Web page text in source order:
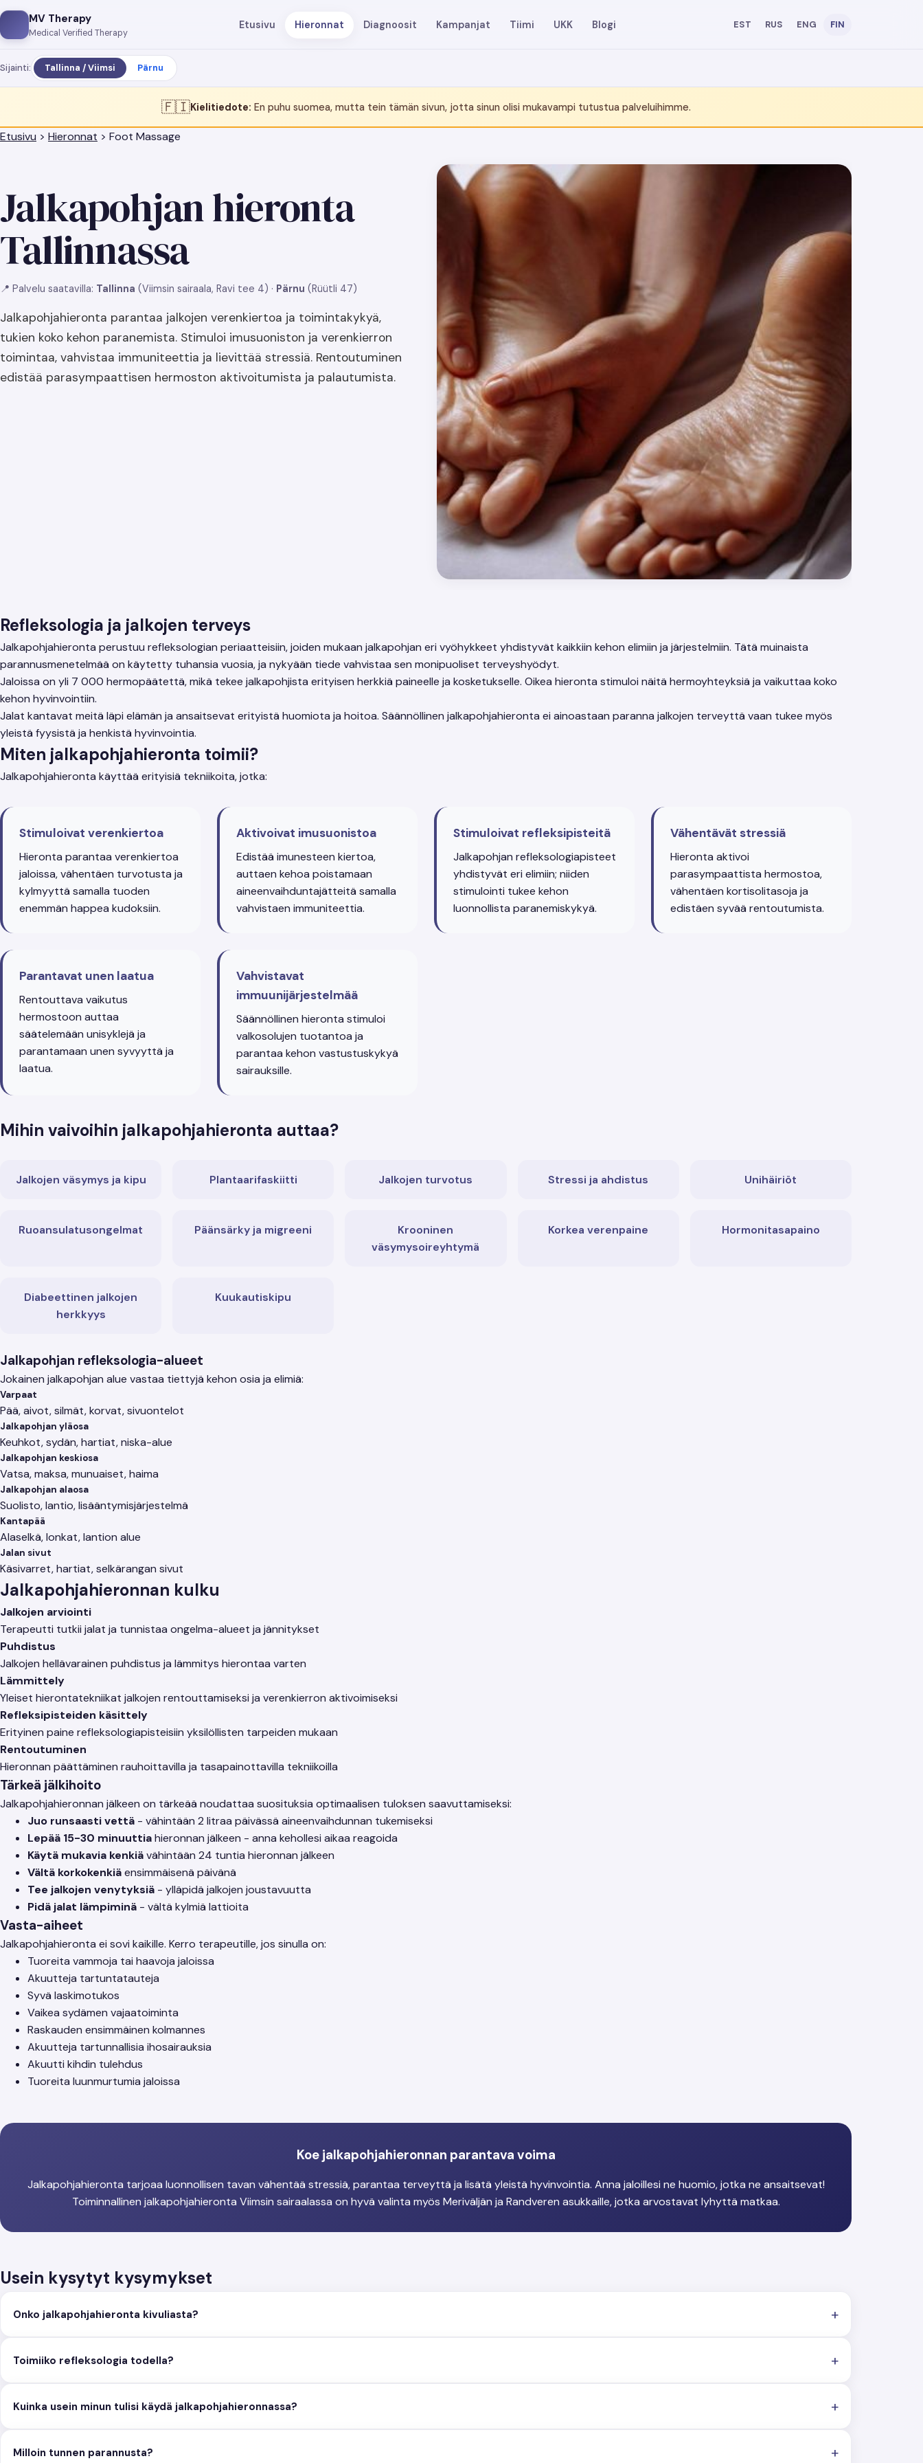
MV Therapy
Medical Verified Therapy
Etusivu Hieronnat Diagnoosit Kampanjat Tiimi UKK Blogi EST RUS ENG FIN
Sijainti: Tallinna / Viimsi Pärnu
🇫🇮Kielitiedote: En puhu suomea, mutta tein tämän sivun, jotta sinun olisi mukavampi tutustua palveluihimme.
Etusivu > Hieronnat > Foot Massage
Jalkapohjan hieronta
Tallinnassa
📍 Palvelu saatavilla: Tallinna (Viimsin sairaala, Ravi tee 4) · Pärnu (Rüütli 47)
Jalkapohjahieronta parantaa jalkojen verenkiertoa ja toimintakykyä,
tukien koko kehon paranemista. Stimuloi imusuoniston ja verenkierron
toimintaa, vahvistaa immuniteettia ja lievittää stressiä. Rentoutuminen
edistää parasympaattisen hermoston aktivoitumista ja palautumista.
Refleksologia ja jalkojen terveys
Jalkapohjahieronta perustuu refleksologian periaatteisiin, joiden mukaan jalkapohjan eri vyöhykkeet yhdistyvät kaikkiin kehon elimiin ja järjestelmiin. Tätä muinaista
parannusmenetelmää on käytetty tuhansia vuosia, ja nykyään tiede vahvistaa sen monipuoliset terveyshyödyt.
Jaloissa on yli 7 000 hermopäätettä, mikä tekee jalkapohjista erityisen herkkiä paineelle ja kosketukselle. Oikea hieronta stimuloi näitä hermoyhteyksiä ja vaikuttaa koko
kehon hyvinvointiin.
Jalat kantavat meitä läpi elämän ja ansaitsevat erityistä huomiota ja hoitoa. Säännöllinen jalkapohjahieronta ei ainoastaan paranna jalkojen terveyttä vaan tukee myös
yleistä fyysistä ja henkistä hyvinvointia.
Miten jalkapohjahieronta toimii?
Jalkapohjahieronta käyttää erityisiä tekniikoita, jotka:
Stimuloivat verenkiertoa
Hieronta parantaa verenkiertoa
jaloissa, vähentäen turvotusta ja
kylmyyttä samalla tuoden
enemmän happea kudoksiin.
Aktivoivat imusuonistoa
Edistää imunesteen kiertoa,
auttaen kehoa poistamaan
aineenvaihduntajätteitä samalla
vahvistaen immuniteettia.
Stimuloivat refleksipisteitä
Jalkapohjan refleksologiapisteet
yhdistyvät eri elimiin; niiden
stimulointi tukee kehon
luonnollista paranemiskykyä.
Vähentävät stressiä
Hieronta aktivoi
parasympaattista hermostoa,
vähentäen kortisolitasoja ja
edistäen syvää rentoutumista.
Parantavat unen laatua
Rentouttava vaikutus
hermostoon auttaa
säätelemään unisyklejä ja
parantamaan unen syvyyttä ja
laatua.
Vahvistavat
immuunijärjestelmää
Säännöllinen hieronta stimuloi
valkosolujen tuotantoa ja
parantaa kehon vastustuskykyä
sairauksille.
Mihin vaivoihin jalkapohjahieronta auttaa?
Jalkojen väsymys ja kipu Plantaarifaskiitti Jalkojen turvotus Stressi ja ahdistus Unihäiriöt
Ruoansulatusongelmat Päänsärky ja migreeni
Krooninen
väsymysoireyhtymä
Korkea verenpaine Hormonitasapaino
Diabeettinen jalkojen
herkkyys
Kuukautiskipu
Jalkapohjan refleksologia-alueet
Jokainen jalkapohjan alue vastaa tiettyjä kehon osia ja elimiä:
Varpaat
Pää, aivot, silmät, korvat, sivuontelot
Jalkapohjan yläosa
Keuhkot, sydän, hartiat, niska-alue
Jalkapohjan keskiosa
Vatsa, maksa, munuaiset, haima
Jalkapohjan alaosa
Suolisto, lantio, lisääntymisjärjestelmä
Kantapää
Alaselkä, lonkat, lantion alue
Jalan sivut
Käsivarret, hartiat, selkärangan sivut
Jalkapohjahieronnan kulku
Jalkojen arviointi
Terapeutti tutkii jalat ja tunnistaa ongelma-alueet ja jännitykset
Puhdistus
Jalkojen hellävarainen puhdistus ja lämmitys hierontaa varten
Lämmittely
Yleiset hierontatekniikat jalkojen rentouttamiseksi ja verenkierron aktivoimiseksi
Refleksipisteiden käsittely
Erityinen paine refleksologiapisteisiin yksilöllisten tarpeiden mukaan
Rentoutuminen
Hieronnan päättäminen rauhoittavilla ja tasapainottavilla tekniikoilla
Tärkeä jälkihoito
Jalkapohjahieronnan jälkeen on tärkeää noudattaa suosituksia optimaalisen tuloksen saavuttamiseksi:
Juo runsaasti vettä - vähintään 2 litraa päivässä aineenvaihdunnan tukemiseksi
Lepää 15-30 minuuttiahieronnan jälkeen - anna kehollesi aikaa reagoida
Käytä mukavia kenkiävähintään 24 tuntia hieronnan jälkeen
Vältä korkokenkiäensimmäisenä päivänä
Tee jalkojen venytyksiä - ylläpidä jalkojen joustavuutta
Pidä jalat lämpiminä - vältä kylmiä lattioita
Vasta-aiheet
Jalkapohjahieronta ei sovi kaikille. Kerro terapeutille, jos sinulla on:
Tuoreita vammoja tai haavoja jaloissa
Akuutteja tartuntatauteja
Syvä laskimotukos
Vaikea sydämen vajaatoiminta
Raskauden ensimmäinen kolmannes
Akuutteja tartunnallisia ihosairauksia
Akuutti kihdin tulehdus
Tuoreita luunmurtumia jaloissa
Koe jalkapohjahieronnan parantava voima
Jalkapohjahieronta tarjoaa luonnollisen tavan vähentää stressiä, parantaa terveyttä ja lisätä yleistä hyvinvointia. Anna jaloillesi ne huomio, jotka ne ansaitsevat!
Toiminnallinen jalkapohjahieronta Viimsin sairaalassa on hyvä valinta myös Meriväljän ja Randveren asukkaille, jotka arvostavat lyhyttä matkaa.
Usein kysytyt kysymykset
Onko jalkapohjahieronta kivuliasta?
Toimiiko refleksologia todella?
Kuinka usein minun tulisi käydä jalkapohjahieronnassa?
Milloin tunnen parannusta?